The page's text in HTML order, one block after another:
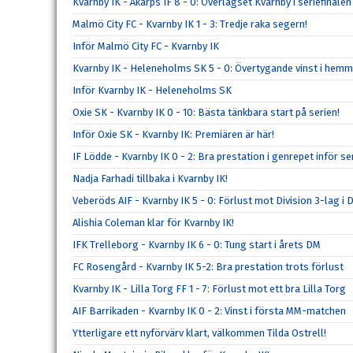
Malmö City FC - Kvarnby IK 1 - 3: Tredje raka segern!
Inför Malmö City FC - Kvarnby IK
Kvarnby IK - Heleneholms SK 5 - 0: Övertygande vinst i
Inför Kvarnby IK - Heleneholms SK
Oxie SK - Kvarnby IK 0 - 10: Bästa tänkbara start på serien!
Inför Oxie SK - Kvarnby IK: Premiären är här!
IF Lödde - Kvarnby IK 0 - 2: Bra prestation i genrepet inför
Nadja Farhadi tillbaka i Kvarnby IK!
Veberöds AIF - Kvarnby IK 5 - 0: Förlust mot Division 3-lag i
Alishia Coleman klar för Kvarnby IK!
IFK Trelleborg - Kvarnby IK 6 - 0: Tung start i årets DM
FC Rosengård - Kvarnby IK 5-2: Bra prestation trots förlust
Kvarnby IK - Lilla Torg FF 1 - 7: Förlust mot ett bra Lilla Torg
AIF Barrikaden - Kvarnby IK 0 - 2: Vinst i första MM-matchen
Ytterligare ett nyförvärv klart, välkommen Tilda Ostrell!